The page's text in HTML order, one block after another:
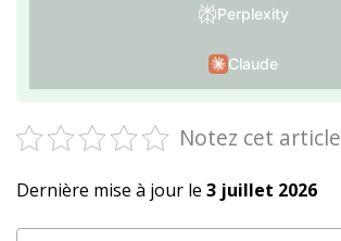
Perplexity
Claude
Notez cet article
Dernière mise à jour le 3 juillet 2026